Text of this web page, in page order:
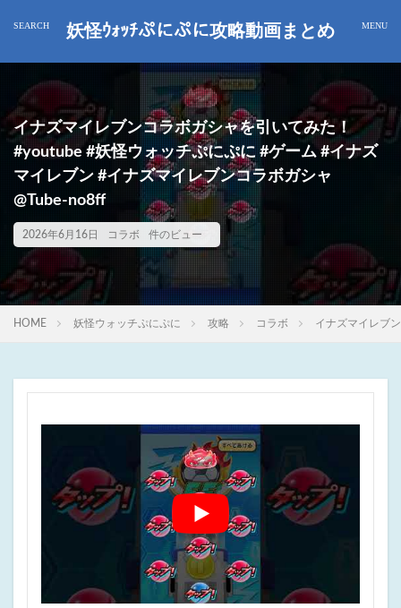
妖怪ｳｫｯﾁぷにぷに攻略動画まとめ
イナズマイレブンコラボガシャを引いてみた！
#youtube #妖怪ウォッチぷにぷに #ゲーム #イナズ
マイレブン #イナズマイレブンコラボガシャ
@Tube-no8ff
2026年6月16日 コラボ 件のビュー
HOME 妖怪ウォッチぷにぷに 攻略 コラボ イナズマイレブ